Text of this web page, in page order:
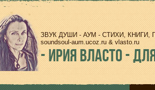
ЗВУК ДУШИ - АУМ - СТИХИ,
soundsoul-aum.ucoz.ru & vlasto.ru
-ИРИЯ ВЛАСТО -